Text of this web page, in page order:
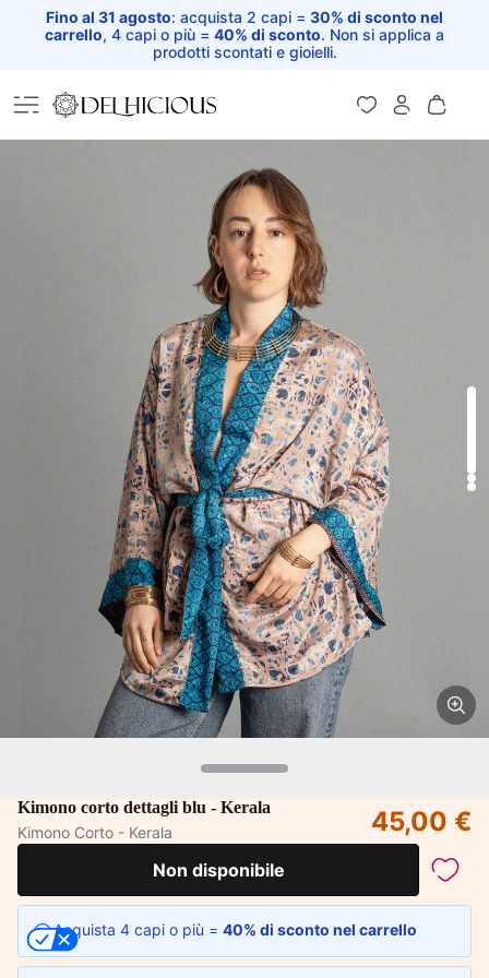
Fino al 31 agosto: acquista 2 capi = 30% di sconto nel
carrello, 4 capi o più = 40% di sconto. Non si applica a
prodotti scontati e gioielli.
Home
Kimono corto dettagli blu - Kerala
Kimono Corto - Kerala
45,00 €
Non disponibile
Acquista 4 capi o più = 40% di sconto nel carrello